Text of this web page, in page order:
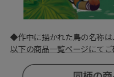
◆作中に描かれた鳥の名称
以下の商品一覧ページにてご